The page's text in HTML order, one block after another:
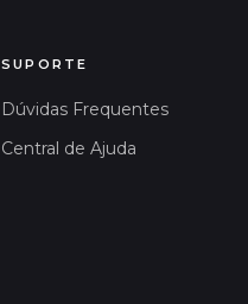
SUPORTE
Dúvidas Frequentes
Central de Ajuda